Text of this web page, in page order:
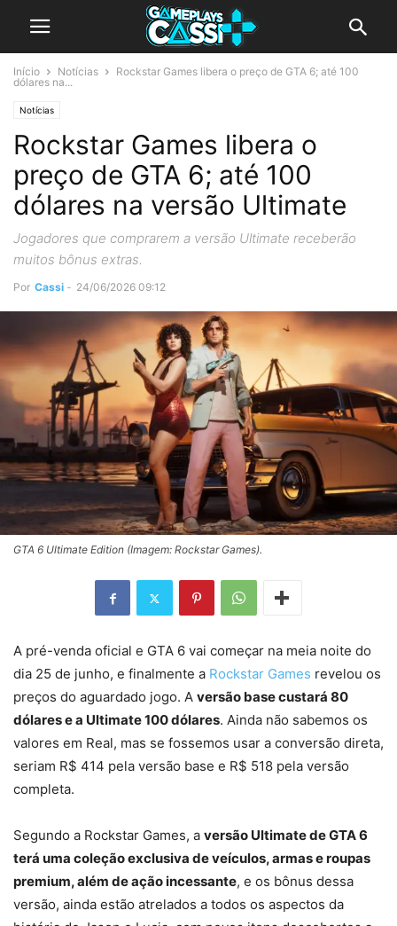
Início Notícias
Rockstar Games libera o preço de GTA 6; até 100
dólares na...
Notícias
Rockstar Games libera o
preço de GTA 6; até 100
dólares na versão Ultimate
Jogadores que comprarem a versão Ultimate receberão
muitos bônus extras.
Por Cassi - 24/06/2026 09:12
GTA 6 Ultimate Edition (Imagem: Rockstar Games).
A pré-venda oficial e GTA 6 vai começar na meia noite do
dia 25 de junho, e finalmente a Rockstar Games revelou os
preços do aguardado jogo. A versão base custará 80
dólares e a Ultimate 100 dólares. Ainda não sabemos os
valores em Real, mas se fossemos usar a conversão direta,
seriam R$ 414 pela versão base e R$ 518 pela versão
completa.
Segundo a Rockstar Games, a versão Ultimate de GTA 6
terá uma coleção exclusiva de veículos, armas e roupas
premium, além de ação incessante, e os bônus dessa
versão, ainda estão atrelados a todos os aspectos da